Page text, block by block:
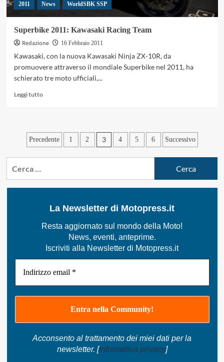
2011 News WorldSBK SSP
Superbike 2011: Kawasaki Racing Team
Redazione
16 Febbraio 2011
Kawasaki, con la nuova Kawasaki Ninja ZX-10R, da
promuovere attraverso il mondiale Superbike nel 2011, ha
schierato tre moto ufficiali,...
Leggi tuttoLeggi
Superbike
2011:
Racing
Paginazione
degli
articoli
Precedente 1 2 3 4 5 6 Successivo
La Newsletter di Motopress.it
Resta aggiornato sul mondo della Moto!
News, eventi, anteprime.
Iscriviti alla Newsletter di Motopress.it
Acconsento al trattamento dei miei dati per la
newsletter. [Informativa privacy]